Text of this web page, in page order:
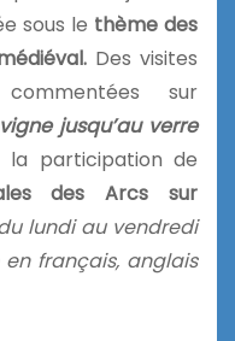
sous le thème des
Des visites
sur
jusqu’au verre
participation de
des Arcs sur
lundi au vendredi
français, anglais